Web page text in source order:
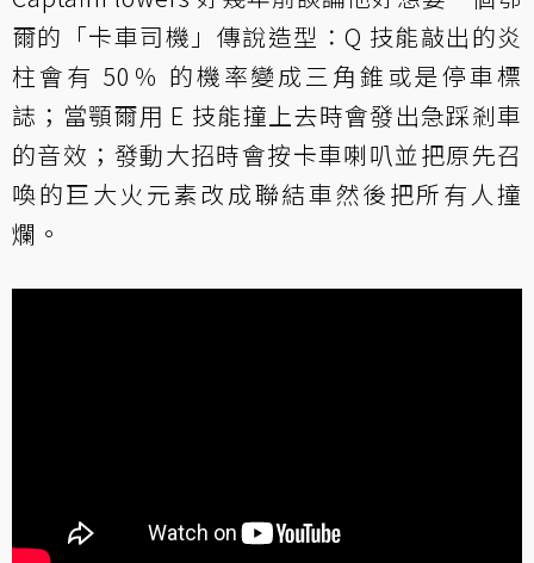
爾的「卡車司機」傳說造型：Q 技能敲出的炎
柱會有 50％ 的機率變成三角錐或是停車標
誌；當顎爾用 E 技能撞上去時會發出急踩剎車
的音效；發動大招時會按卡車喇叭並把原先召
喚的巨大火元素改成聯結車然後把所有人撞
爛。